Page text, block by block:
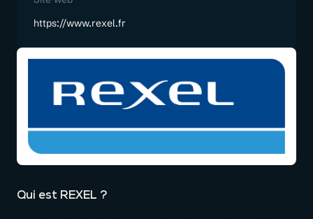
https://www.rexel.fr
Qui est REXEL ?